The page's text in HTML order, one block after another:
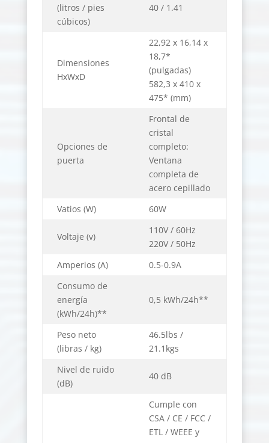
(litros / pies
cúbicos)
40 / 1.41
Dimensiones
HxWxD
22,92 x 16,14 x
18,7*
(pulgadas)
582,3 x 410 x
475* (mm)
Opciones de
puerta
Frontal de
cristal
completo:
Ventana
completa de
acero cepillado
Vatios (W)
60W
Voltaje (v)
110V / 60Hz
220V / 50Hz
Amperios (A)
0.5-0.9A
Consumo de
energía
(kWh/24h)**
0,5 kWh/24h**
Peso neto
(libras / kg)
46.5lbs /
21.1kgs
Nivel de ruido
(dB)
40 dB
Cumple con
CSA / CE / FCC /
ETL / WEEE y